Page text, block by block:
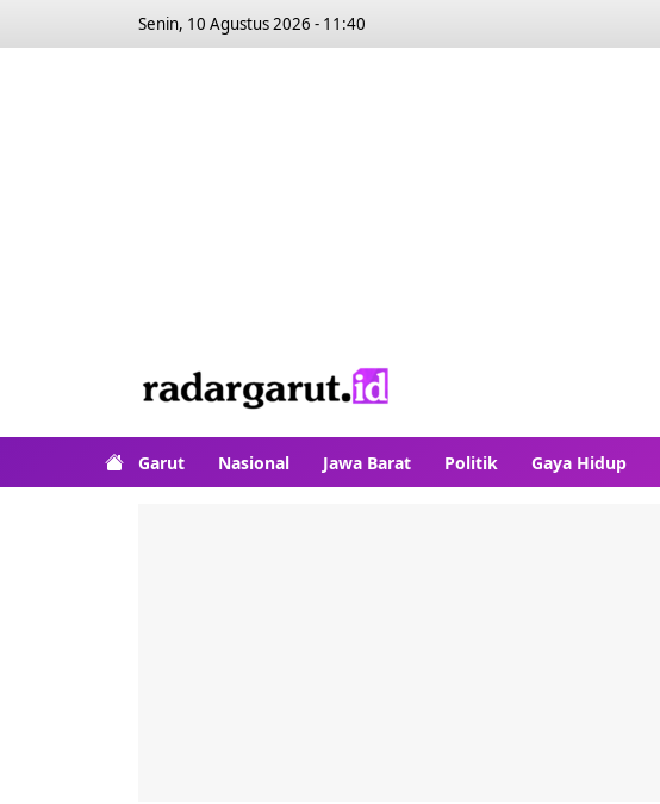
Senin, 10 Agustus 2026 - 11:40
Garut Nasional Jawa Barat Politik Gaya Hidup